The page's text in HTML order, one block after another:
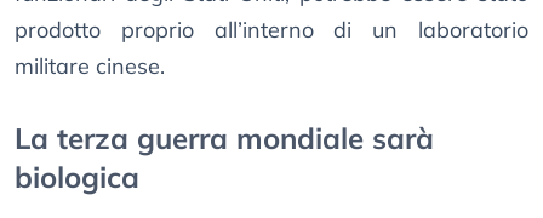
prodotto proprio all’interno di un laboratorio
militare cinese.
La terza guerra mondiale sarà
biologica